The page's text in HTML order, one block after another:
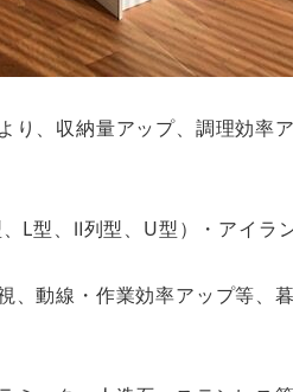
り、収納量アップ、調理効率
L型、Ⅱ列型、U型）・アイラ
、動線・作業効率アップ等、